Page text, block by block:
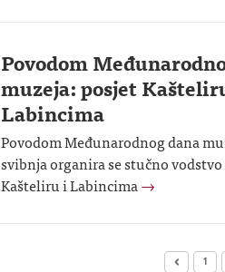
Povodom
muzeja: posjet
Labincima
Povodom Međunarodnog dana
svibnja organira se stučno
Kašteliru i Labincima→
1